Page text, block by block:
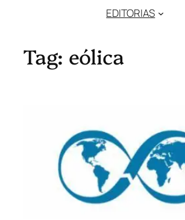
EDITORIAS
Tag: eólica